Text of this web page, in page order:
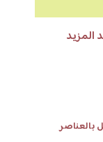
بالعناصر